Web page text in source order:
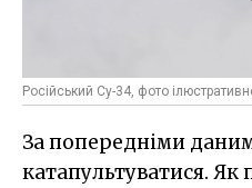
Російський Су-34, фото
За попередніми
катапультуватися. Як